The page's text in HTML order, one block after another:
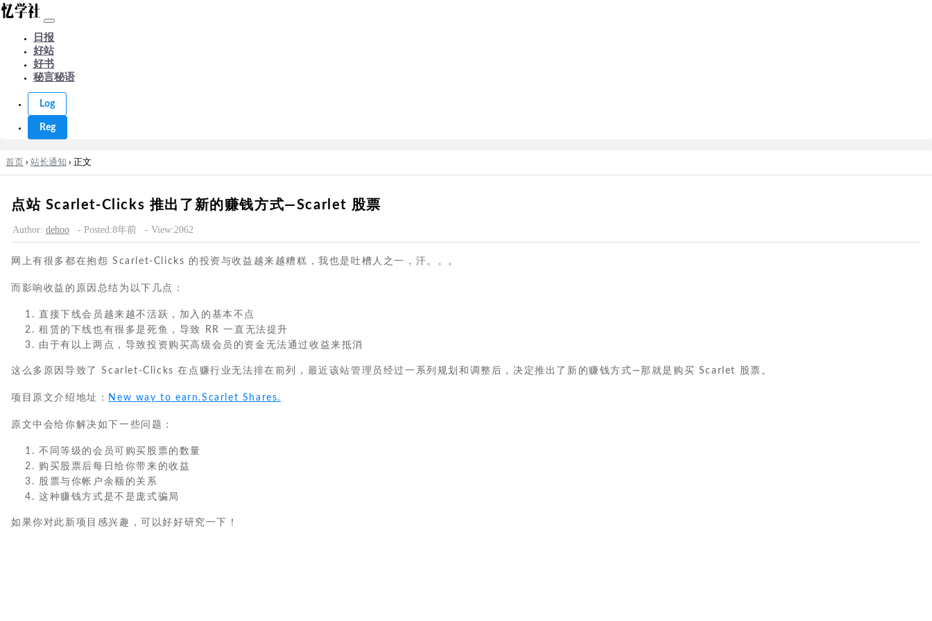
日报
好站
好书
秘言秘语
Log
Reg
首页 › 站长通知 › 正文
点站 Scarlet-Clicks 推出了新的赚钱方式—Scarlet 股票
Author: dehoo - Posted:8年前 - View:2062
网上有很多都在抱怨 Scarlet-Clicks 的投资与收益越来越糟糕，我也是吐槽人之一，汗。。。
而影响收益的原因总结为以下几点：
直接下线会员越来越不活跃，加入的基本不点
租赁的下线也有很多是死鱼，导致 RR 一直无法提升
由于有以上两点，导致投资购买高级会员的资金无法通过收益来抵消
这么多原因导致了 Scarlet-Clicks 在点赚行业无法排在前列，最近该站管理员经过一系列规划和调整后，决定推出了新的赚钱方式—那就是购买 Scarlet 股票。
项目原文介绍地址： New way to earn.Scarlet Shares.
原文中会给你解决如下一些问题：
不同等级的会员可购买股票的数量
购买股票后每日给你带来的收益
股票与你帐户余额的关系
这种赚钱方式是不是庞式骗局
如果你对此新项目感兴趣，可以好好研究一下！